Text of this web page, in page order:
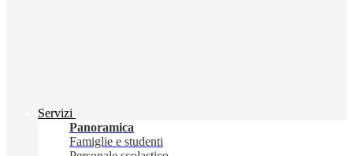
Servizi
Panoramica
Famiglie e studenti